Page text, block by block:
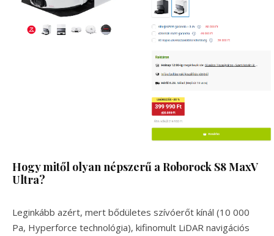
Hogy mitől olyan népszerű a Roborock S8 MaxV
Ultra?
Leginkább azért, mert bődületes szívóerőt kínál (10 000
Pa, Hyperforce technológia), kifinomult LiDAR navigációs